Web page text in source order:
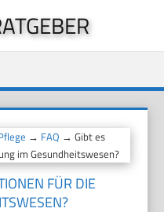
→ FAQ → Gibt es
im Gesundheitswesen?
FÜR DIE